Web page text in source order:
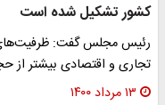
کشور تشکیل شده است
رئیس مجلس گفت: ظرفیت‌های
تجاری و اقتصادی بیشتر از
۱۳ مرداد ۱۴۰۰